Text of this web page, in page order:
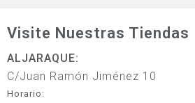
Visite Nuestras Tiendas
ALJARAQUE:
C/Juan Ramón Jiménez 10
Horario: